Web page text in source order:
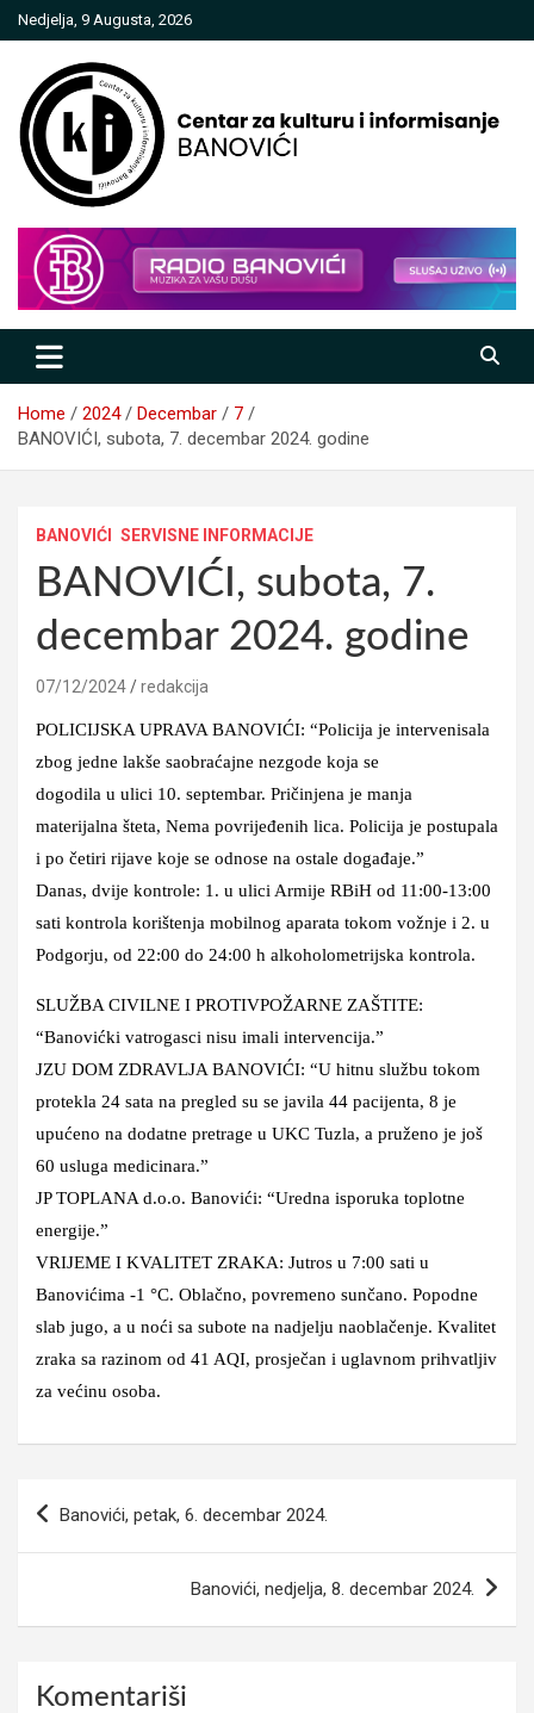
Skip
to
Nedjelja, 9 Augusta, 2026
Centar za kulturu i informisanje
Banovići
Home 2024 Decembar
7
BANOVIĆI, subota, 7. decembar 2024. godine
BANOVIĆI SERVISNE INFORMACIJE
BANOVIĆI, subota, 7.
decembar 2024. godine
07/12/2024 redakcija
POLICIJSKA UPRAVA BANOVIĆI: “Policija je intervenisala
zbog jedne lakše saobraćajne nezgode koja se
dogodila u ulici 10. septembar. Pričinjena je manja
materijalna šteta, Nema povrijeđenih lica. Policija je postupala
i po četiri rijave koje se odnose na ostale događaje.”
Danas, dvije kontrole: 1. u ulici Armije RBiH od 11:00-13:00
sati kontrola korištenja mobilnog aparata tokom vožnje i 2. u
Podgorju, od 22:00 do 24:00 h alkoholometrijska kontrola.
SLUŽBA CIVILNE I PROTIVPOŽARNE ZAŠTITE:
“Banovićki vatrogasci nisu imali intervencija.”
JZU DOM ZDRAVLJA BANOVIĆI: “U hitnu službu tokom
protekla 24 sata na pregled su se javila 44 pacijenta, 8 je
upućeno na dodatne pretrage u UKC Tuzla, a pruženo je još
60 usluga medicinara.”
JP TOPLANA d.o.o. Banovići: “Uredna isporuka toplotne
energije.”
VRIJEME I KVALITET ZRAKA: Jutros u 7:00 sati u
Banovićima -1 °C. Oblačno, povremeno sunčano. Popodne
slab jugo, a u noći sa subote na nadjelju naoblačenje. Kvalitet
zraka sa razinom od 41 AQI, prosječan i uglavnom prihvatljiv
za većinu osoba.
Banovići, petak, 6. decembar 2024.
Banovići, nedjelja, 8. decembar 2024.
Komentariši